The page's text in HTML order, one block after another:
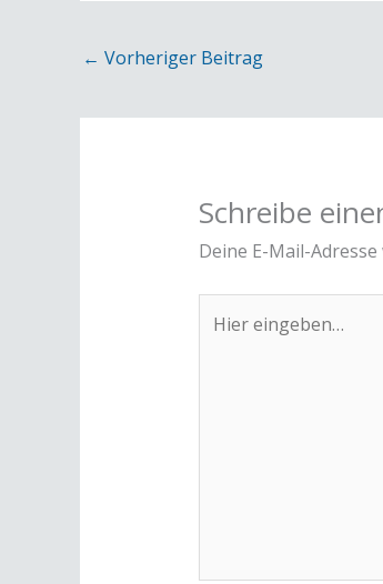
← Vorheriger Beitrag
Schreibe
Deine E-Mail-
eingeben…